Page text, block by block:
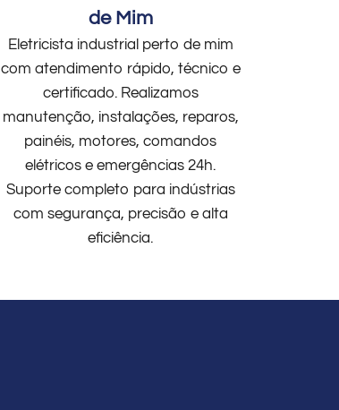
de Mim
Eletricista industrial perto de mim
com atendimento rápido, técnico e
certificado. Realizamos
manutenção, instalações, reparos,
painéis, motores, comandos
elétricos e emergências 24h.
Suporte completo para indústrias
com segurança, precisão e alta
eficiência.